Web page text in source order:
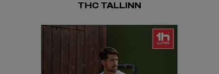
THC TALLINN